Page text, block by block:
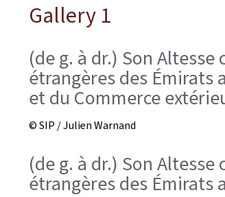
Gallery 1
(de g. à dr.) Son
étrangères des Émirats
et du Commerce
© SIP / Julien Warnand
(de g. à dr.) Son
étrangères des Émirats